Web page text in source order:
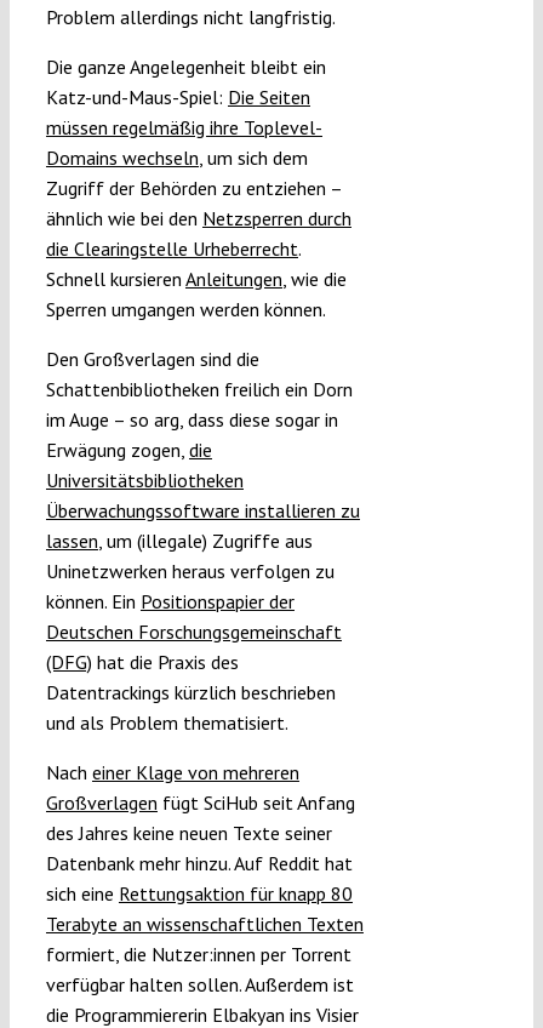
Problem allerdings nicht langfristig.
Die ganze Angelegenheit bleibt ein
Katz-und-Maus-Spiel: Die Seiten
müssen regelmäßig ihre Toplevel-
Domains wechseln , um sich dem
Zugriff der Behörden zu entziehen –
ähnlich wie bei den Netzsperren durch
die Clearingstelle Urheberrecht.
Schnell kursieren Anleitungen , wie die
Sperren umgangen werden können.
Den Großverlagen sind die
Schattenbibliotheken freilich ein Dorn
im Auge – so arg, dass diese sogar in
Erwägung zogen, die
Universitätsbibliotheken
Überwachungssoftware installieren zu
lassen , um (illegale) Zugriffe aus
Uninetzwerken heraus verfolgen zu
können. Ein Positionspapier der
Deutschen Forschungsgemeinschaft
(DFG) hat die Praxis des
Datentrackings kürzlich beschrieben
und als Problem thematisiert.
Nach einer Klage von mehreren
Großverlagen fügt SciHub seit Anfang
des Jahres keine neuen Texte seiner
Datenbank mehr hinzu. Auf Reddit hat
sich eine Rettungsaktion für knapp 80
Terabyte an wissenschaftlichen Texten
formiert, die Nutzer:innen per Torrent
verfügbar halten sollen. Außerdem ist
die Programmiererin Elbakyan ins Visier